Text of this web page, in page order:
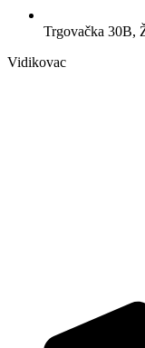
Trgovačka 30B,
Vidikovac